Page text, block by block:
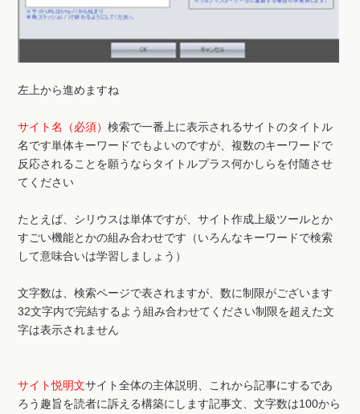
左上から進めますね
サイト名（必須）検索で一番上に表示されるサイトのタイトル
名です単体キーワードでもよいのですが、複数のキーワードで
反応されることを願うならタイトルプラス何かしらを付随させ
てください
たとえば、シリウスは単体ですが、サイト作成上級ツールとか
すごい機能とかの組み合わせです（いろんなキーワードで検索
して意味合いは学習しましょう）
文字数は、検索ページで表されますが、数に制限がございます
32文字内で完結するよう組み合わせてください制限を超えた文
字は表示されません
サイト悦明文サイト全体の主体説明、これから記事にするであ
ろう趣旨を読者に訴える構築にします記事文、文字数は100から